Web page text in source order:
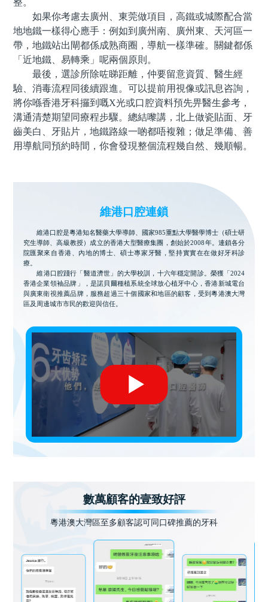
如果你考慮去廣州、東莞做項目，高鐵或城際配合當
地地鐵一樣得心應手：例如到廣州南、廣州東、天河區一
帶，地鐵站出閘都係成熟商圈，導航一樣準確。關鍵都係
「近地鐵、易轉乘」呢兩個原則。
最後，選診所除咗睇距離，仲要留意資質、醫生經
驗、消毒流程同後續跟進。可以提前用視像或訊息咨詢，
將你喺香港牙科攞到嘅X光或口腔資料預先畀醫生參考，
溝通清楚期望同療程步驟。總結嚟講，北上做瓷貼面、牙
齒美白、牙貼片，地鐵路線一啲都唔複雜；做足準備、善
用導航同預約時間，你會發現整個流程幾自然、幾順暢。
維港口腔連鎖
維港口腔是粵港知名醫藥大學導師、國家985重點大學醫學博士（碩士研
究生導師、高級教授）成立的香港大型醫療集團，創始於2008年。連鎖各分
院匯聚來自香港、內地的博士、碩士專家牙醫，堅持實實在在做好牙科診
療。
維港口腔踐行「醫道濟世」的大學校訓，十六年穩定開診。榮獲「2024
香港企業領袖品牌」，是諾貝爾種植系統全球放心植牙中心，香港新城電台
與廣東衛視推薦品牌，服務超過三十個國家和地區的顧客，受到粵港澳大灣
區及周邊城市市民的歡迎與信任。
數萬顧客的壹致好評
粵港澳大灣區至多顧客認可同口碑推薦的牙科